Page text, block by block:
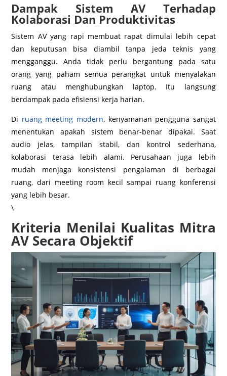
Dampak Sistem AV Terhadap
Kolaborasi Dan Produktivitas
Sistem AV yang rapi membuat rapat dimulai lebih cepat
dan keputusan bisa diambil tanpa jeda teknis yang
mengganggu. Anda tidak perlu bergantung pada satu
orang yang paham semua perangkat untuk menyalakan
ruang atau menghubungkan laptop. Itu langsung
berdampak pada efisiensi kerja harian.
Di ruang meeting modern, kenyamanan pengguna sangat
menentukan apakah sistem benar-benar dipakai. Saat
audio jelas, tampilan stabil, dan kontrol sederhana,
kolaborasi terasa lebih alami. Perusahaan juga lebih
mudah menjaga konsistensi pengalaman di berbagai
ruang, dari meeting room kecil sampai ruang konferensi
yang lebih besar.
\
Kriteria Menilai Kualitas Mitra
AV Secara Objektif